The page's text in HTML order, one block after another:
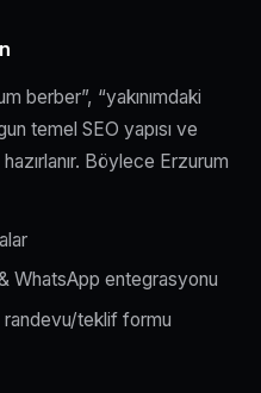
berber”, “yakınımdaki
temel SEO yapısı ve
Böylece Erzurum
WhatsApp entegrasyonu
teklif formu